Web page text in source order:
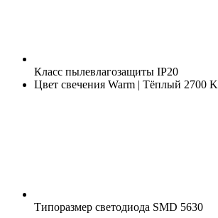
Класс пылевлагозащиты IP20
Цвет свечения Warm | Тёплый 2700 K
Типоразмер светодиода SMD 5630